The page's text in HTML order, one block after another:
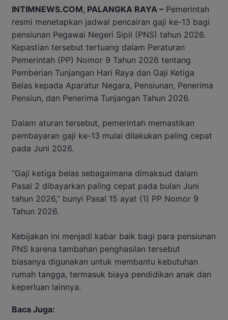
INTIMNEWS.COM, PALANGKA RAYA – Pemerintah
resmi menetapkan jadwal pencairan gaji ke-13 bagi
pensiunan Pegawai Negeri Sipil (PNS) tahun 2026.
Kepastian tersebut tertuang dalam Peraturan
Pemerintah (PP) Nomor 9 Tahun 2026 tentang
Pemberian Tunjangan Hari Raya dan Gaji Ketiga
Belas kepada Aparatur Negara, Pensiunan, Penerima
Pensiun, dan Penerima Tunjangan Tahun 2026.
Dalam aturan tersebut, pemerintah memastikan
pembayaran gaji ke-13 mulai dilakukan paling cepat
pada Juni 2026.
“Gaji ketiga belas sebagaimana dimaksud dalam
Pasal 2 dibayarkan paling cepat pada bulan Juni
tahun 2026,” bunyi Pasal 15 ayat (1) PP Nomor 9
Tahun 2026.
Kebijakan ini menjadi kabar baik bagi para pensiunan
PNS karena tambahan penghasilan tersebut
biasanya digunakan untuk membantu kebutuhan
rumah tangga, termasuk biaya pendidikan anak dan
keperluan lainnya.
Baca Juga: